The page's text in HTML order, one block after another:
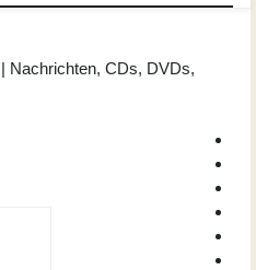
Nachrichten, CDs, DVDs,